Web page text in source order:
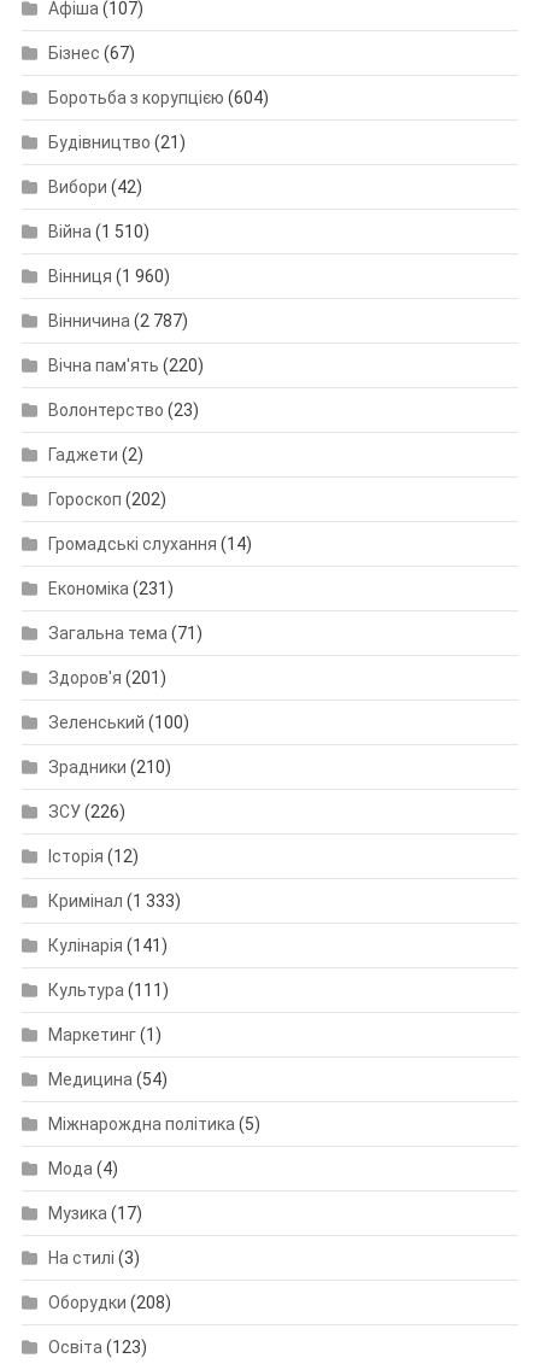
Афіша (107)
Бізнес (67)
Боротьба з корупцією (604)
Будівництво (21)
Вибори (42)
Війна (1 510)
Вінниця (1 960)
Вінничина (2 787)
Вічна пам'ять (220)
Волонтерство (23)
Гаджети (2)
Гороскоп (202)
Громадські слухання (14)
Економіка (231)
Загальна тема (71)
Здоров'я (201)
Зеленський (100)
Зрадники (210)
ЗСУ(226)
Історія (12)
Кримінал (1 333)
Кулінарія (141)
Культура (111)
Маркетинг(1)
Медицина (54)
Міжнарождна політика (5)
Мода (4)
Музика (17)
На стилі (3)
Оборудки (208)
Освіта (123)